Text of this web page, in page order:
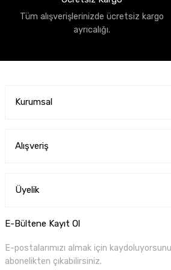
Tüm alışverişlerinizde ücretsiz kargo
ayrıcalığı.
Kurumsal
Alışveriş
Üyelik
E-Bültene Kayıt Ol
E-postalarımızı almak için
abonelikten çıkabilirsiniz.